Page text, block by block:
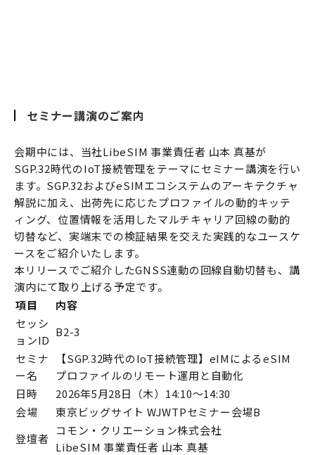
セミナー講演のご案内
会期中には、当社LibeSIM 事業責任者 山本 真基が
SGP.32時代のIoT接続管理をテーマにセミナー講演を行い
ます。SGP.32およびeSIMエコシステムのアーキテクチャ
解説に加え、出荷先に応じたプロファイルの動的キッテ
ィング、位置情報を活用したマルチキャリア回線の動的
切替など、実端末での検証結果を交えた実践的なユースケ
ースをご紹介いたします。
本リリースでご紹介したGNSS連動の回線自動切替も、講
演内にて取り上げる予定です。
項目
内容
セッシ
ョンID
B2-3
セミナ
ー名
【SGP.32時代のIoT接続管理】eIMによるeSIM
プロファイルのリモート運用と自動化
日時
2026年5月28日（木）14:10～14:30
会場
東京ビッグサイト WJWTPセミナー会場B
登壇者
コモン・クリエーション株式会社
LibeSIM 事業責任者 山本 真基